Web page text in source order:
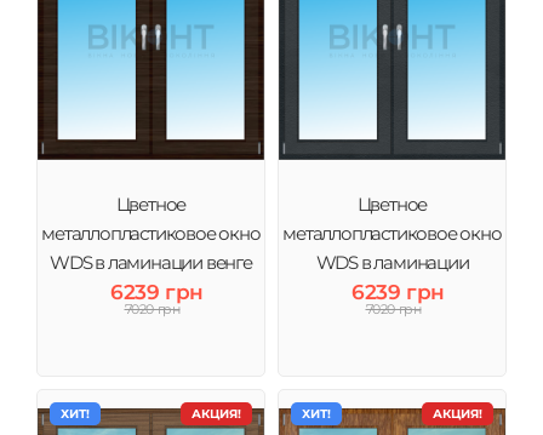
Цветное
металлопластиковое окно
WDS в ламинации венге
6239 грн
7020 грн
Цветное
металлопластиковое окно
WDS в ламинации
Антрацит
6239 грн
7020 грн
АКЦИЯ!
ХИТ! АКЦИЯ!
ХИТ!